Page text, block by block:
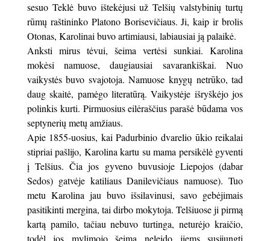
sesuo Teklė buvo ištekėjusi už Telšių valstybinių turtų
rūmų raštininko Platono Borisevičiaus. Ji, kaip ir brolis
Otonas, Karolinai buvo artimiausi, labiausiai ją palaikė.
Anksti mirus tėvui, šeima vertėsi sunkiai. Karolina
mokėsi namuose, daugiausiai savarankiškai. Nuo
vaikystės buvo svajotoja. Namuose knygų netrūko, tad
daug skaitė, pamėgo literatūrą. Vaikystėje išryškėjo jos
polinkis kurti. Pirmuosius eilėraščius parašė būdama vos
septynerių metų amžiaus.
Apie 1855-uosius, kai Padurbinio dvarelio ūkio reikalai
stipriai pašlijo, Karolina kartu su mama persikėlė gyventi
į Telšius. Čia jos gyveno buvusioje Liepojos (dabar
Sedos) gatvėje katiliaus Danilevičiaus namuose). Tuo
metu Karolina jau buvo išsilavinusi, savo gebėjimais
pasitikinti mergina, tai dirbo mokytoja. Telšiuose ji pirmą
kartą pamilo, tačiau nebuvo turtinga, neturėjo kraičio,
todėl jos mylimojo šeima neleido jiems susijungti